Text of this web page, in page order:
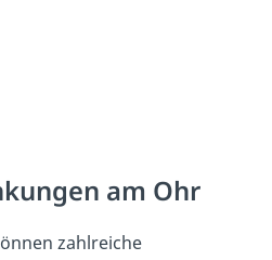
am Ohr
zahlreiche